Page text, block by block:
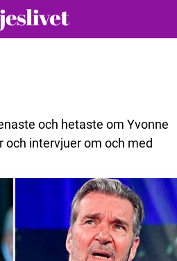
och hetaste om Yvonne
och intervjuer om och med